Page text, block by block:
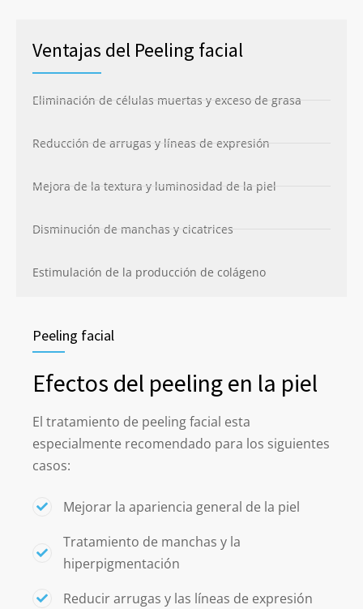
Ventajas del Peeling facial
Eliminación de células muertas y exceso de grasa
Reducción de arrugas y líneas de expresión
Mejora de la textura y luminosidad de la piel
Disminución de manchas y cicatrices
Estimulación de la producción de colágeno
Peeling facial
Efectos del peeling en la piel
El tratamiento de peeling facial esta
especialmente recomendado para los siguientes
casos:
Mejorar la apariencia general de la piel
Tratamiento de manchas y la
hiperpigmentación
Reducir arrugas y las líneas de expresión